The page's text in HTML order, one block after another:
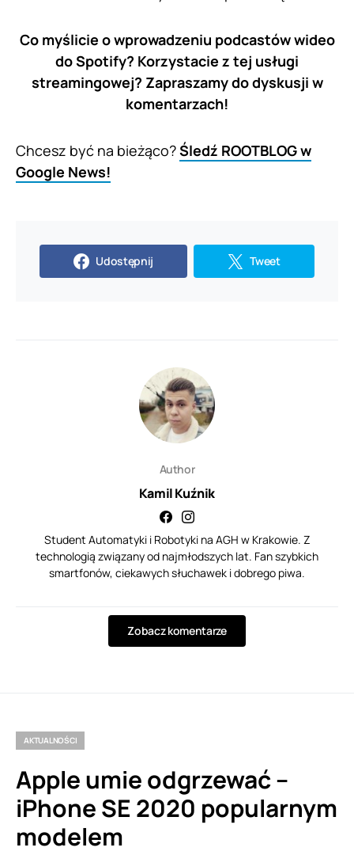
Co myślicie o wprowadzeniu podcastów wideo
do Spotify? Korzystacie z tej usługi
streamingowej? Zapraszamy do dyskusji w
komentarzach!
Chcesz być na bieżąco?Śledź ROOTBLOG w
Google News!
Udostępnij Tweet
Author
Kamil Kuźnik
Student Automatyki i Robotyki na AGH w Krakowie. Z
technologią związany od najmłodszych lat. Fan szybkich
smartfonów, ciekawych słuchawek i dobrego piwa.
Zobacz komentarze
AKTUALNOŚCI
Apple umie odgrzewać –
iPhone SE 2020 popularnym
modelem